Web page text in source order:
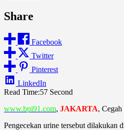
Share
Facebook
Twitter
Pinterest
LinkedIn
Read Time:57 Second
www.bpi91.com, JAKARTA,
Pengecekan urine tersebut dilakukan